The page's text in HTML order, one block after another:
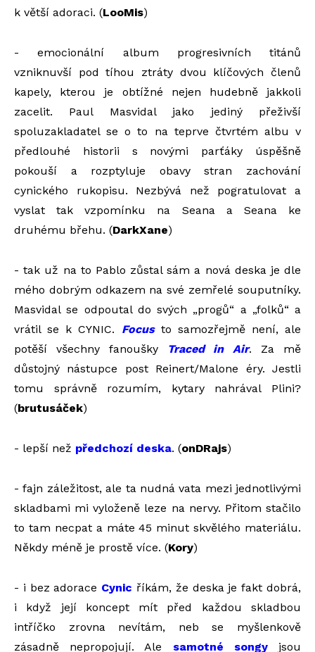
k větší adoraci. (LooMis)
- emocionální album progresivních titánů
vzniknuvší pod tíhou ztráty dvou klíčových členů
kapely, kterou je obtížné nejen hudebně jakkoli
zacelit. Paul Masvidal jako jediný přeživší
spoluzakladatel se o to na teprve čtvrtém albu v
předlouhé historii s novými parťáky úspěšně
pokouší a rozptyluje obavy stran zachování
cynického rukopisu. Nezbývá než pogratulovat a
vyslat tak vzpomínku na Seana a Seana ke
druhému břehu. (DarkXane)
- tak už na to Pablo zůstal sám a nová deska je dle
mého dobrým odkazem na své zemřelé souputníky.
Masvidal se odpoutal do svých „progů“ a „folků“ a
vrátil se k CYNIC. Focusto samozřejmě není, ale
potěší všechny fanoušky
Traced in Air. Za mě
důstojný nástupce post Reinert/Malone éry. Jestli
tomu správně rozumím, kytary nahrával Plini?
(brutusáček)
- lepší než předchozí deska. (onDRajs)
- fajn záležitost, ale ta nudná vata mezi jednotlivými
skladbami mi vyloženě leze na nervy. Přitom stačilo
to tam necpat a máte 45 minut skvělého materiálu.
Někdy méně je prostě více. (Kory)
- i bez adorace Cynic říkám, že deska je fakt dobrá,
i když její koncept mít před každou skladbou
intříčko zrovna nevítám, neb se myšlenkově
zásadně nepropojují. Ale samotné songyjsou